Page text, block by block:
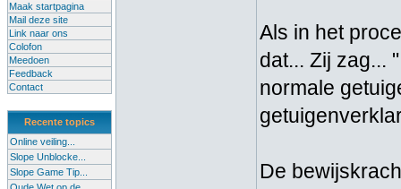
Maak startpagina
Mail deze site
Link naar ons
Colofon
Meedoen
Feedback
Contact
Recente topics
Online veiling...
Slope Unblocke...
Slope Game Tip...
Als in het
dat... Zij zag...
normale
De